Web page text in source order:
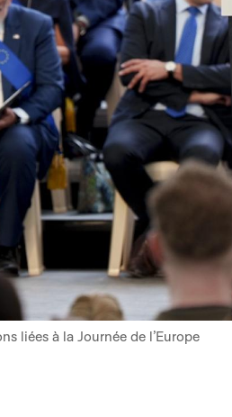
liées à la Journée de l’Europe